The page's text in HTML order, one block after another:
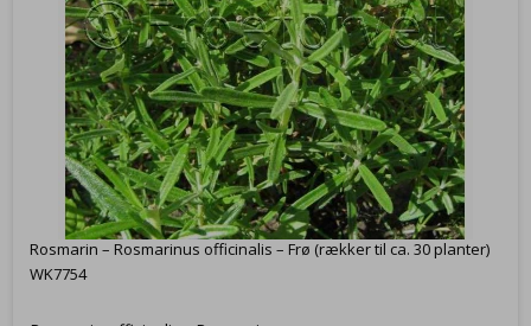
Rosmarin – Rosmarinus officinalis – Frø (rækker til ca. 30 planter)
WK7754